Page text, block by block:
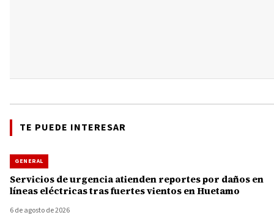
TE PUEDE INTERESAR
GENERAL
Servicios de urgencia atienden reportes por daños en
líneas eléctricas tras fuertes vientos en Huetamo
6 de agosto de 2026